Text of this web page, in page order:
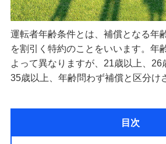
運転者年齢条件とは、補償となる年
を割引く特約のことをいいます。年
よって異なりますが、21歳以上、26
35歳以上、年齢問わず補償と区分け
目次